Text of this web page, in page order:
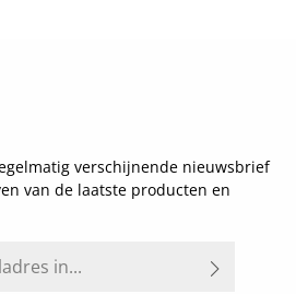
verschijnende nieuwsbrief
van de laatste producten en